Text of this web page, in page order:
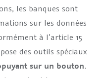
les banques sont
sur les données
à l’article 15
des outils spéciaux
sur un bouton.